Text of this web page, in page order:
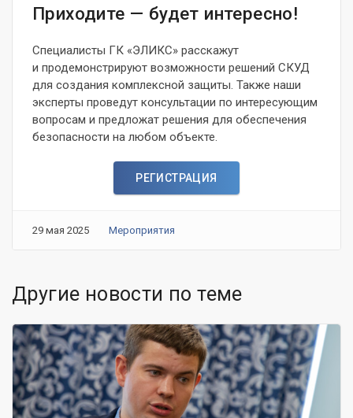
Приходите — будет интересно!
Специалисты ГК «ЭЛИКС» расскажут
и продемонстрируют возможности решений СКУД
для создания комплексной защиты. Также наши
эксперты проведут консультации по интересующим
вопросам и предложат решения для обеспечения
безопасности на любом объекте.
РЕГИСТРАЦИЯ
29 мая 2025 Мероприятия
Другие новости по теме